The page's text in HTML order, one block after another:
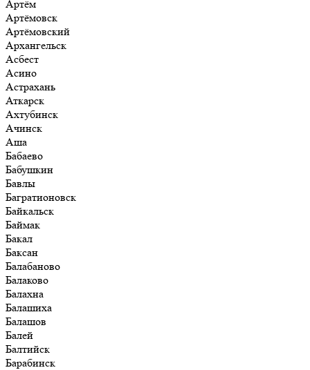
Артём
Артёмовск
Артёмовский
Архангельск
Асбест
Асино
Астрахань
Аткарск
Ахтубинск
Ачинск
Аша
Бабаево
Бабушкин
Бавлы
Багратионовск
Байкальск
Баймак
Бакал
Баксан
Балабаново
Балаково
Балахна
Балашиха
Балашов
Балей
Балтийск
Барабинск